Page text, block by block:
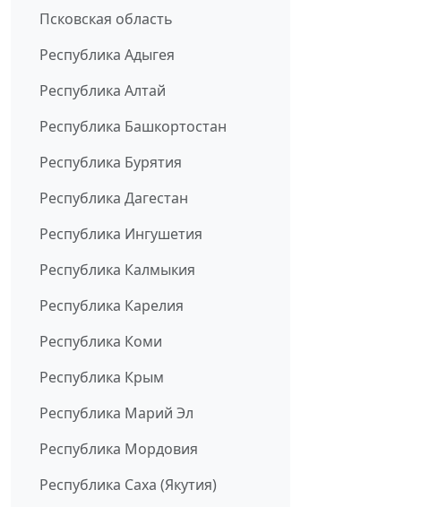
Псковская область
Республика Адыгея
Республика Алтай
Республика Башкортостан
Республика Бурятия
Республика Дагестан
Республика Ингушетия
Республика Калмыкия
Республика Карелия
Республика Коми
Республика Крым
Республика Марий Эл
Республика Мордовия
Республика Саха (Якутия)